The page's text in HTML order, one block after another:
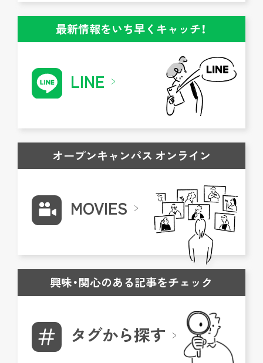
最新情報をいち早くキャッチ！
LINE
オープンキャンパス オンライン
MOVIES
興味・関心のある記事をチェック
タグから探す